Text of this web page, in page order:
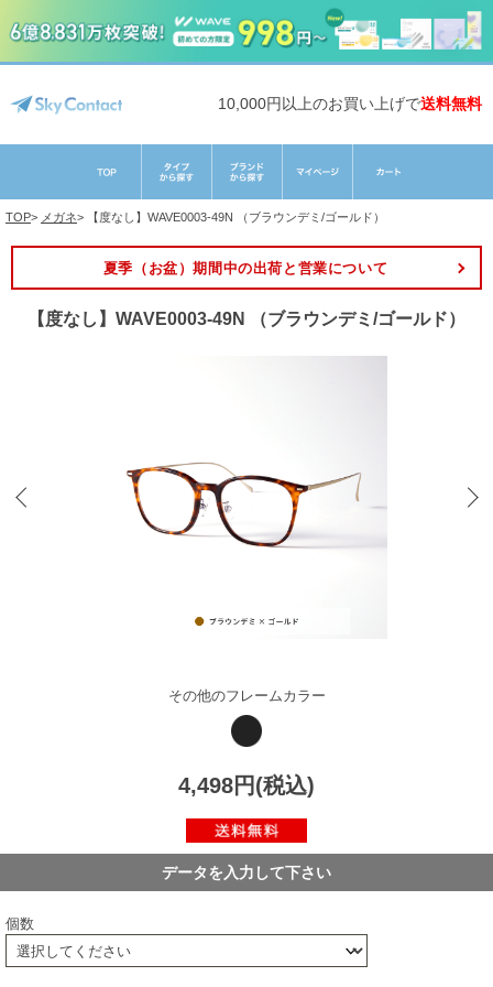
10,000円以上のお買い上げで送料無料
TOP> メガネ> 【度なし】WAVE0003-49N （ブラウンデミ/ゴールド）
夏季（お盆）期間中の出荷と営業について
【度なし】WAVE0003-49N （ブラウンデミ/ゴールド）
その他のフレームカラー
4,498円(税込)
データを入力して下さい
個数